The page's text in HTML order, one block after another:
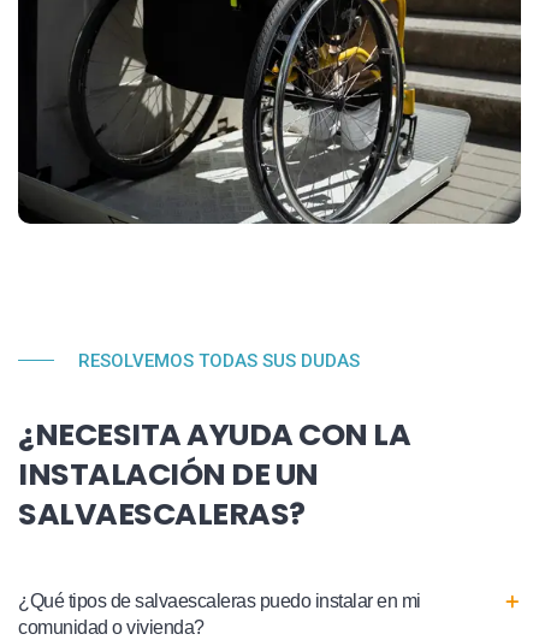
RESOLVEMOS TODAS SUS DUDAS
¿NECESITA AYUDA CON LA
INSTALACIÓN DE UN
SALVAESCALERAS?
¿Qué tipos de salvaescaleras puedo instalar en mi
comunidad o vivienda?